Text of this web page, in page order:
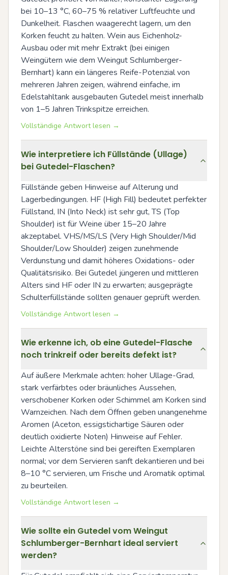
bei 10–13 °C, 60–75 % relativer Luftfeuchte und
Dunkelheit. Flaschen waagerecht lagern, um den
Korken feucht zu halten. Wein aus Eichenholz-
Ausbau oder mit mehr Extrakt (bei einigen
Weingütern wie dem Weingut Schlumberger-
Bernhart) kann ein längeres Reife-Potenzial von
mehreren Jahren zeigen, während einfache, im
Edelstahltank ausgebauten Gutedel meist innerhalb
von 1–5 Jahren Trinkspitze erreichen.
Vollständige Antwort lesen →
Wie interpretiere ich Füllstände (Ullage)
bei Gutedel-Flaschen?
Füllstände geben Hinweise auf Alterung und
Lagerbedingungen. HF (High Fill) bedeutet perfekter
Füllstand, IN (Into Neck) ist sehr gut, TS (Top
Shoulder) ist für Weine über 15–20 Jahre
akzeptabel. VHS/MS/LS (Very High Shoulder/Mid
Shoulder/Low Shoulder) zeigen zunehmende
Verdunstung und damit höheres Oxidations- oder
Qualitätsrisiko. Bei Gutedel jüngeren und mittleren
Alters sind HF oder IN zu erwarten; ausgeprägte
Schulterfüllstände sollten genauer geprüft werden.
Vollständige Antwort lesen →
Wie erkenne ich, ob eine Gutedel-Flasche
noch trinkreif oder bereits defekt ist?
Auf äußere Merkmale achten: hoher Ullage-Grad,
stark verfärbtes oder bräunliches Aussehen,
verschobener Korken oder Schimmel am Korken sind
Warnzeichen. Nach dem Öffnen geben unangenehme
Aromen (Aceton, essigstichartige Säuren oder
deutlich oxidierte Noten) Hinweise auf Fehler.
Leichte Alterstöne sind bei gereiften Exemplaren
normal; vor dem Servieren sanft dekantieren und bei
8–10 °C servieren, um Frische und Aromatik optimal
zu beurteilen.
Vollständige Antwort lesen →
Wie sollte ein Gutedel vom Weingut
Schlumberger-Bernhart ideal serviert
werden?